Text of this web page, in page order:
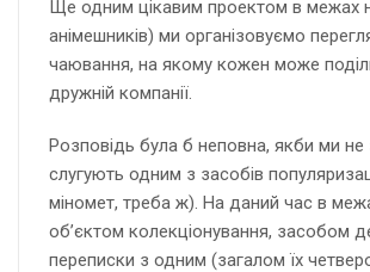
Ще одним цікавим проектом в межах
анімешників) ми організовуємо
чаювання, на якому кожен може
дружній компанії.
Розповідь була б неповна, якби ми не
слугують одним з засобів
міномет, треба ж). На даний час в
об’єктом колекціонування, засобом
переписки з одним (загалом їх